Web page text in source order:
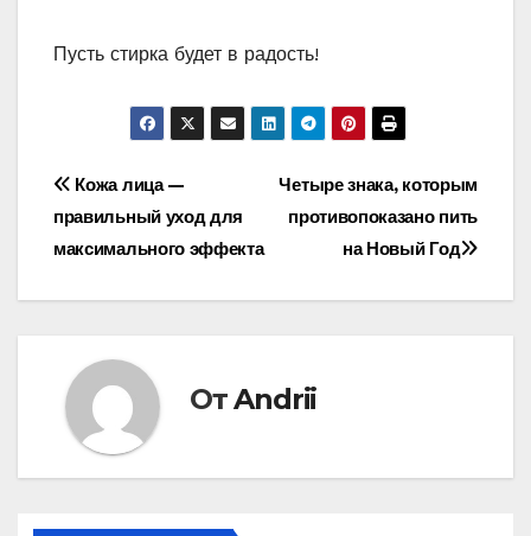
Пусть стирка будет в радость!
Навигация
по
записям
Четыре знака, которым
противопоказано пить
на Новый Год
Кожа лица —
правильный уход для
максимального эффекта
ОтAndrii